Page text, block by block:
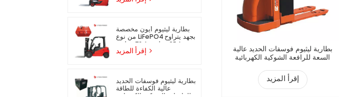
بطارية ليثيوم أيون مخصصة
من نوع LiFePO4 بجهد يتراوح
مناسبة للرافعات الشوكية
بطارية ليثيوم فوسفات الحديد
عالية الكفاءة للطاقة
بطارية ليثيوم فوسفات الحديد عالية
السعة للرافعة الشوكية الكهربائية
إقرأ المزيد